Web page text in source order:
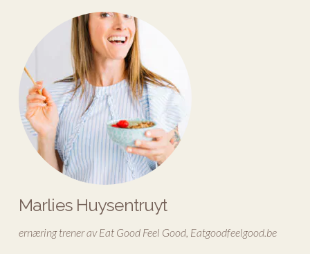
Marlies Huysentruyt
ernæring trener av Eat Good Feel Good, Eatgoodfeelgood.be